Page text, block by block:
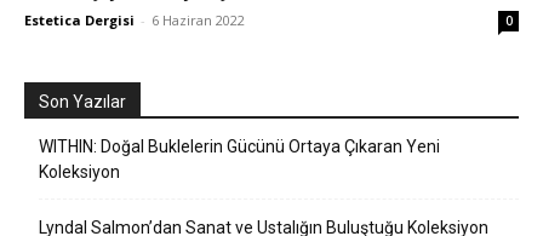
Estetica Dergisi - 6 Haziran 2022 0
Son Yazılar
WITHIN: Doğal Buklelerin Gücünü Ortaya Çıkaran Yeni
Koleksiyon
Lyndal Salmon’dan Sanat ve Ustalığın Buluştuğu Koleksiyon